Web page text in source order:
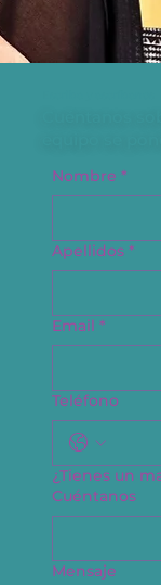
Nombre *
Apellidos *
Email *
Teléfono
¿Tienes un
Cuéntanos
Mensaje